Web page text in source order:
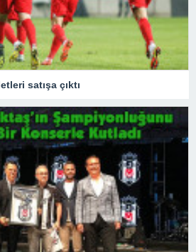
satışa çıktı